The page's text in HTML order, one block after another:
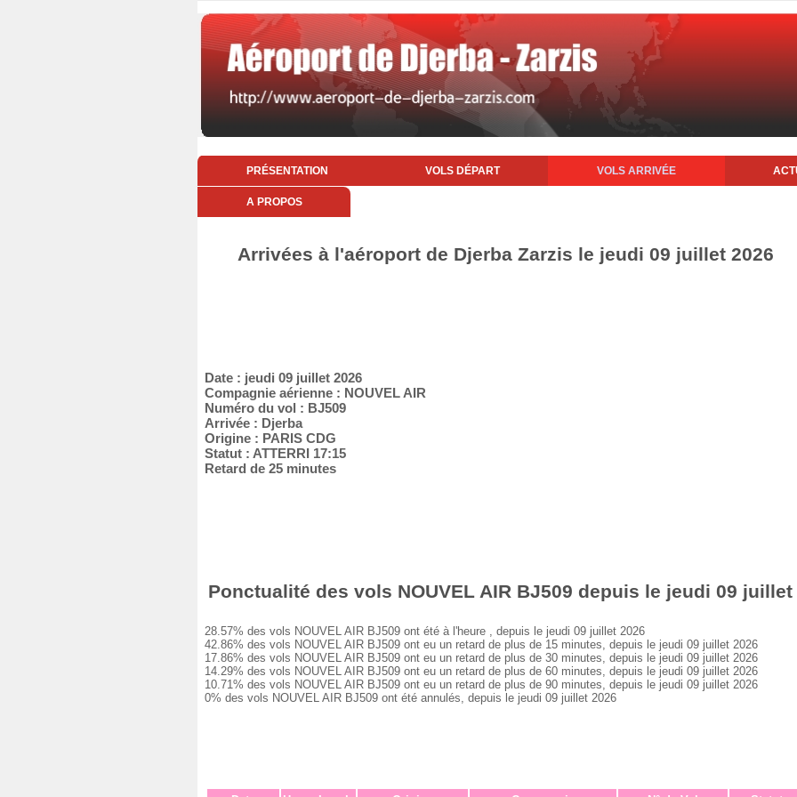
PRÉSENTATION VOLS DÉPART VOLS ARRIVÉE
A PROPOS
Arrivées à l'aéroport de Djerba Zarzis le jeudi 09 juillet 2026
Date : jeudi 09 juillet 2026
Compagnie aérienne : NOUVEL AIR
Numéro du vol : BJ509
Arrivée : Djerba
Origine : PARIS CDG
Statut : ATTERRI 17:15
Retard de 25 minutes
Ponctualité des vols NOUVEL AIR BJ509 depuis le jeudi 09 juillet
28.57% des vols NOUVEL AIR BJ509 ont été à l'heure , depuis le jeudi 09 juillet 2026
42.86% des vols NOUVEL AIR BJ509 ont eu un retard de plus de 15 minutes, depuis le jeudi 09 juillet 2026
17.86% des vols NOUVEL AIR BJ509 ont eu un retard de plus de 30 minutes, depuis le jeudi 09 juillet 2026
14.29% des vols NOUVEL AIR BJ509 ont eu un retard de plus de 60 minutes, depuis le jeudi 09 juillet 2026
10.71% des vols NOUVEL AIR BJ509 ont eu un retard de plus de 90 minutes, depuis le jeudi 09 juillet 2026
0% des vols NOUVEL AIR BJ509 ont été annulés, depuis le jeudi 09 juillet 2026